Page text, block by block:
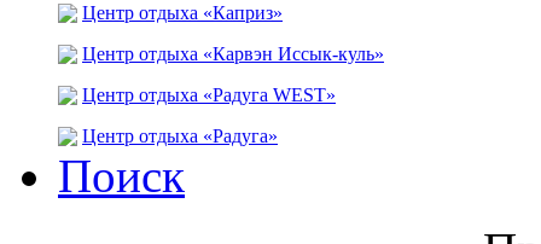
Центр отдыха «Каприз»
Центр отдыха «Карвэн Иссык-куль»
Центр отдыха «Радуга WEST»
Центр отдыха «Радуга»
Поиск